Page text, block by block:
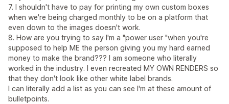
7. I shouldn't have to pay for printing my own custom boxes
when we're being charged monthly to be on a platform that
even down to the images doesn't work.
8. How are you trying to say I'm a "power user "when you're
supposed to help ME the person giving you my hard earned
money to make the brand??? I am someone who literally
worked in the industry. I even recreated MY OWN RENDERS so
that they don't look like other white label brands.
I can literally add a list as you can see I'm at these amount of
bulletpoints.